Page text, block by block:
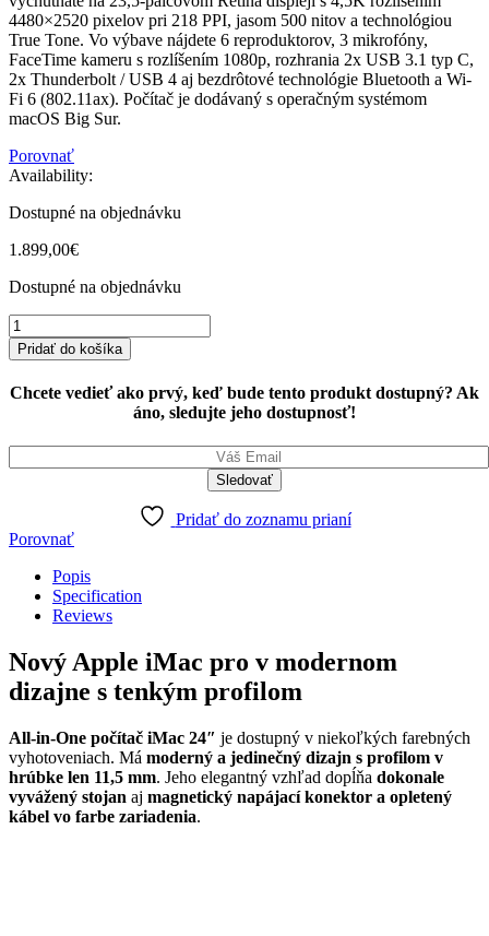
4480×2520 pixelov pri 218 PPI, jasom 500 nitov a technológiou
True Tone. Vo výbave nájdete 6 reproduktorov, 3 mikrofóny,
FaceTime kameru s rozlíšením 1080p, rozhrania 2x USB 3.1 typ C,
2x Thunderbolt / USB 4 aj bezdrôtové technológie Bluetooth a Wi-
Fi 6 (802.11ax). Počítač je dodávaný s operačným systémom
macOS Big Sur.
Porovnať
Availability:
Dostupné na objednávku
1.899,00€
Dostupné na objednávku
iMac
24"
4.5K
M1
8GB
Green
quantity
Pridať do košíka
Chcete vedieť ako prvý, keď bude tento produkt dostupný? Ak
áno, sledujte jeho dostupnosť!
Pridať do zoznamu prianí
Porovnať
Popis
Specification
Reviews
Nový Apple iMac pro v modernom
dizajne s tenkým profilom
All-in-One počítač iMac 24″ je dostupný v niekoľkých farebných
vyhotoveniach. Má moderný a jedinečný dizajn s profilom v
hrúbke len 11,5 mm. Jeho elegantný vzhľad dopĺňa dokonale
vyvážený stojan aj magnetický napájací konektor a opletený
kábel vo farbe zariadenia.